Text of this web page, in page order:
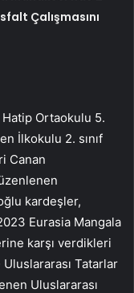
Çalışmasını
Ortaokulu 5.
İlkokulu 2. sınıf
Canan
kardeşler,
Eurasia Mangala
karşı verdikleri
Tatarlar
Uluslararası